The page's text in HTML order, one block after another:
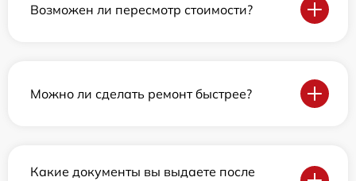
Возможен ли пересмотр стоимости?
Можно ли сделать ремонт быстрее?
Какие документы вы выдаете после